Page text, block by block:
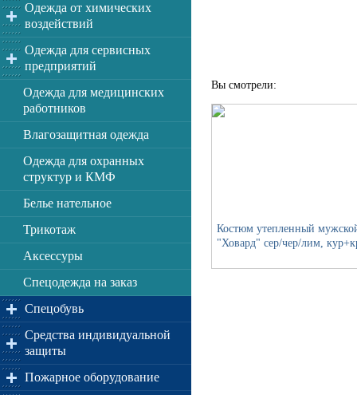
Одежда от химических
воздействий
Одежда для сервисных
предприятий
Одежда для медицинских
работников
Влагозащитная одежда
Одежда для охранных
структур и КМФ
Белье нательное
Трикотаж
Аксессуры
Спецодежда на заказ
Спецобувь
Средства индивидуальной
защиты
Пожарное оборудование
Вы смотрели:
Костюм утепленный
"Ховард" сер/чер/лим,